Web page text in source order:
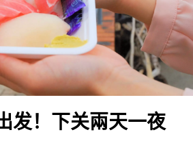
发！下关兩天一夜